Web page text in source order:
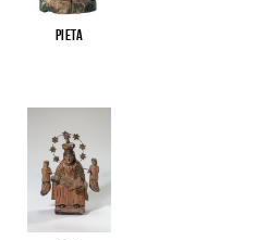
Pieta